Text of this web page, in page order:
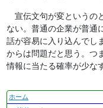
宣伝文句が変というの
ない。普通の企業が普通
話が容易に入り込んでし
からは問題だと思う。つ
情報に当たる確率が少な
ナ
ホーム